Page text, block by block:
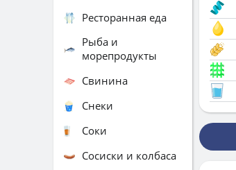
Ресторанная еда
Рыба и
морепродукты
Свинина
Снеки
Соки
Сосиски и колбаса